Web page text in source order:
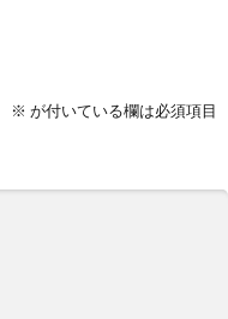
※ が付いている欄は必須項目